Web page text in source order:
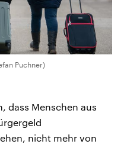
Puchner)
dass Menschen aus
nicht mehr von